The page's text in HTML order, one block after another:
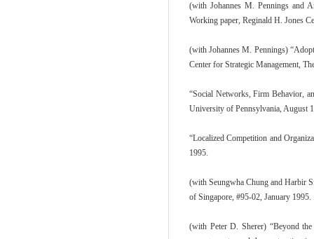
(with Johannes M. Pennings and
Working paper, Reginald H. Jones
(with Johannes M. Pennings)
Center for Strategic Management,
“Social Networks, Firm Behavior,
University of Pennsylvania, August
“Localized Competition and
1995.
(with Seungwha Chung and Harbir
of Singapore, #95-02, January 1995.
(with Peter D. Sherer) “Beyond the